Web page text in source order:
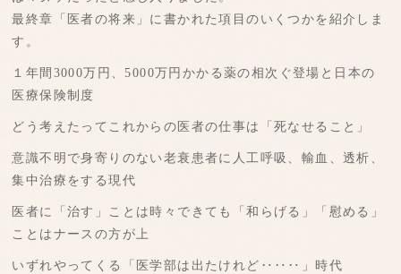
最終章「医者の将来」に書かれた項目のいくつかを紹介しま
す。
１年間3000万円、5000万円かかる薬の相次ぐ登場と日本の
医療保険制度
どう考えたってこれからの医者の仕事は「死なせること」
意識不明で身寄りのない老衰患者に人工呼吸、輸血、透析、
集中治療をする現代
医者に「治す」ことは時々できても「和らげる」「慰める」
ことはナースの方が上
いずれやってくる「医学部は出たけれど‥‥‥」時代